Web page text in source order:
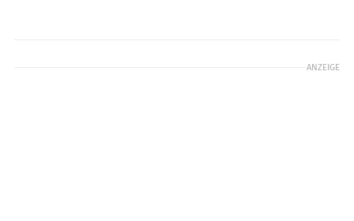
ANZEIGE